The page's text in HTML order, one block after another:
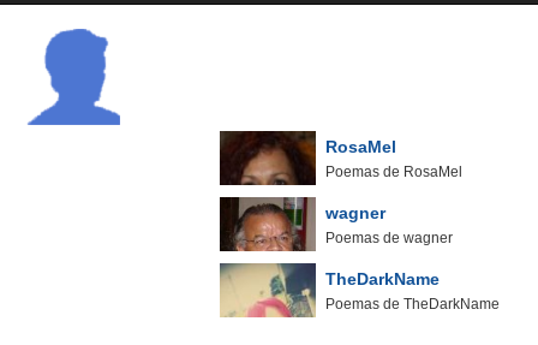
RosaMel
Poemas de RosaMel
wagner
Poemas de wagner
TheDarkName
Poemas de TheDarkName